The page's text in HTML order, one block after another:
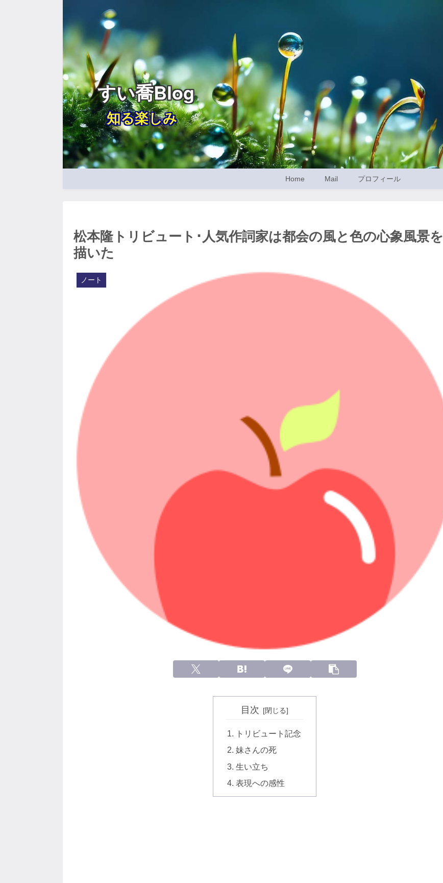
すい喬Blog
知る楽しみ
Home Mail プロフィール
松本隆トリビュート･人気作詞家は都会の風と色の心象風景を
描いた
ノート
目次
トリビュート記念
妹さんの死
生い立ち
表現への感性